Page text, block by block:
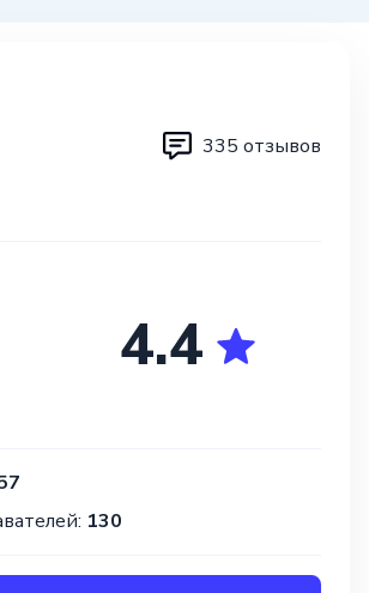
и окунувшись
мир обучения!
335 отзывов
4.4
130